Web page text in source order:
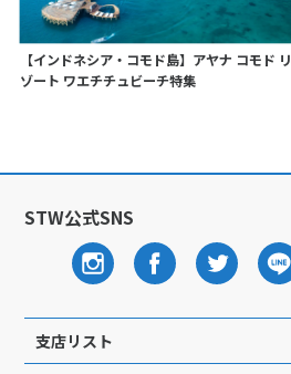
【インドネシア・コモド島】アヤナ コモド リ
ゾート ワエチチュビーチ特集
STW公式SNS
支店リスト